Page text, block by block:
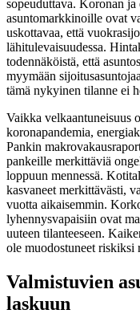
sopeuduttava. Koronan
asuntomarkkinoille ovat
uskottavaa, että
lähitulevaisuudessa.
todennäköistä, että
myymään
tämä nykyinen tilanne ei
Vaikka velkaantuneisuus
koronapandemia,
Pankin
pankeille merkittäviä
loppuun mennessä.
kasvaneet merkittävästi,
vuotta aikaisemmin.
lyhennysvapaisiin ovat
uuteen tilanteeseen.
ole muodostuneet riskiksi
Valmistuvien
laskuun